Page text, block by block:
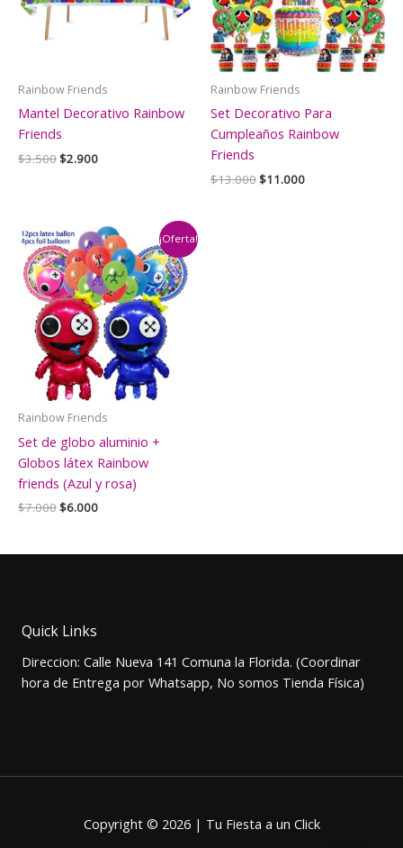
Rainbow Friends
Mantel Decorativo Rainbow
Friends
$3.500El
$2.900El
Rainbow Friends
Set Decorativo Para
Cumpleaños Rainbow
Friends
$13.000El
$11.000El
¡Oferta!
Rainbow Friends
Set de globo aluminio +
Globos látex Rainbow
friends (Azul y rosa)
$7.000El
era:
$6.000El
es:
Quick Links
Direccion: Calle Nueva 141 Comuna la Florida. (Coordinar
hora de Entrega por Whatsapp, No somos Tienda Física)
Copyright © 2026 | Tu Fiesta a un Click